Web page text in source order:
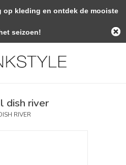
0 Artikelen - €0,00
dish river
RIVER
kleding en ontdek de mooiste
seizoen!